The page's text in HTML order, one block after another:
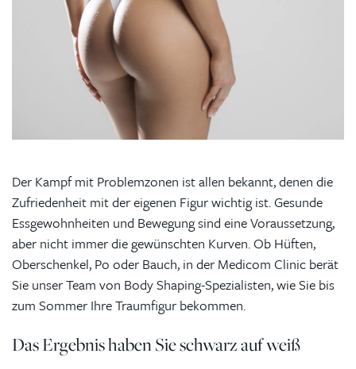
Der Kampf mit Problemzonen ist allen bekannt, denen die
Zufriedenheit mit der eigenen Figur wichtig ist. Gesunde
Essgewohnheiten und Bewegung sind eine Voraussetzung,
aber nicht immer die gewünschten Kurven. Ob Hüften,
Oberschenkel, Po oder Bauch, in der Medicom Clinic berät
Sie unser Team von Body Shaping-Spezialisten, wie Sie bis
zum Sommer Ihre Traumfigur bekommen.
Das Ergebnis haben Sie schwarz auf weiß